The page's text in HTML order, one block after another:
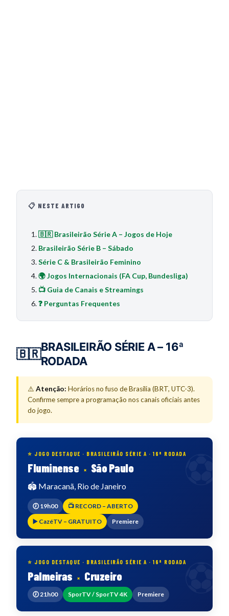
📋 NESTE ARTIGO
🇧🇷 Brasileirão Série A – Jogos de Hoje
Brasileirão Série B – Sábado
Série C & Brasileirão Feminino
🌍 Jogos Internacionais (FA Cup, Bundesliga)
📺 Guia de Canais e Streamings
❓ Perguntas Frequentes
🇧🇷BRASILEIRÃO SÉRIE A – 16ª
RODADA
⚠️ Atenção: Horários no fuso de Brasília (BRT, UTC-3).
Confirme sempre a programação nos canais oficiais antes
do jogo.
⭐ JOGO DESTAQUE · BRASILEIRÃO SÉRIE A · 16ª RODADA
Fluminense × São Paulo
🏟️ Maracanã, Rio de Janeiro
🕖 19h00
📺 RECORD – ABERTO
▶️ CazéTV – GRATUITO
Premiere
⭐ JOGO DESTAQUE · BRASILEIRÃO SÉRIE A · 16ª RODADA
Palmeiras × Cruzeiro
🕖 21h00 SporTV / SporTV 4K Premiere